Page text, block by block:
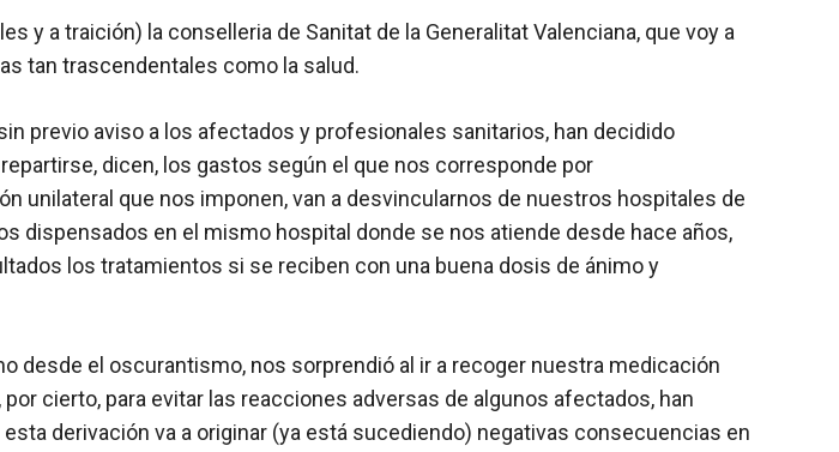
y a traición) la conselleria de Sanitat de la Generalitat Valenciana, que voy a
tan trascendentales como la salud.
previo aviso a los afectados y profesionales sanitarios, han decidido
dicen, los gastos según el que nos corresponde por
unilateral que nos imponen, van a desvincularnos de nuestros hospitales de
dispensados en el mismo hospital donde se nos atiende desde hace años,
los tratamientos si se reciben con una buena dosis de ánimo y
desde el oscurantismo, nos sorprendió al ir a recoger nuestra medicación
cierto, para evitar las reacciones adversas de algunos afectados, han
derivación va a originar (ya está sucediendo) negativas consecuencias en